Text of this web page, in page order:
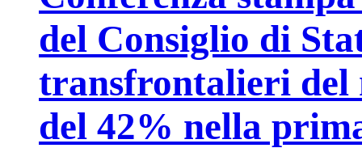
del Consiglio di
transfrontalieri del
del 42% nella